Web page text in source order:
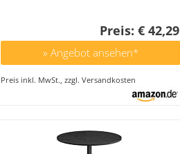
Preis: € 42,29
» Angebot ansehen*
Preis inkl. MwSt., zzgl. Versandkosten